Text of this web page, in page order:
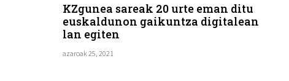
KZgunea sareak 20 urte eman ditu
euskaldunon gaikuntza digitalean
lan egiten
azaroak 25, 2021